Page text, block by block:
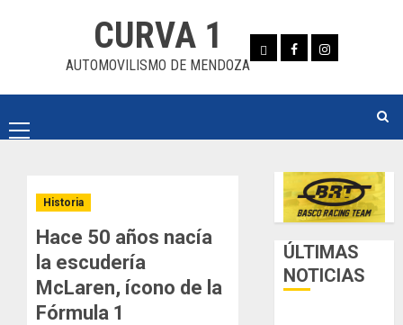
CURVA 1
AUTOMOVILISMO DE MENDOZA
Whatsapp
FacebookInstagram
Primary
Menu
Historia
Hace 50 años nacía
la escudería
McLaren, ícono de la
Fórmula 1
ÚLTIMAS
NOTICIAS